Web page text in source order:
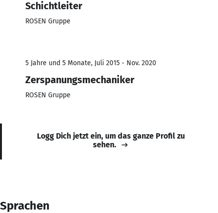
Schichtleiter
ROSEN Gruppe
5 Jahre und 5 Monate, Juli 2015 - Nov. 2020
Zerspanungsmechaniker
ROSEN Gruppe
Logg Dich jetzt ein, um das ganze Profil zu
sehen.
Sprachen